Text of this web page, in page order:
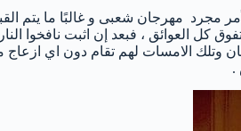
مُنذ عام 2004 كام في بداية الأمر مجرد مهرجان شعبى و
كل العوائق ، فبعد إن اثبت نافخوا
وتلك الامسات لهم تقام دون اي
.